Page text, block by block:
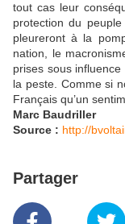
tout cas leur
protection du
pleureront à la
nation, le
prises sous
la peste. Comme si
Français qu’un
Marc Baudriller
Source : http://
Partager